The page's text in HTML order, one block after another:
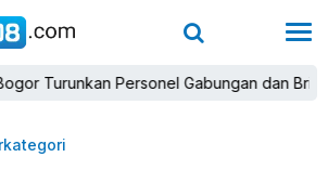
Personel Gabungan dan Brimob,